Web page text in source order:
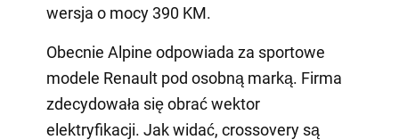
wersja o mocy 390 KM.
Obecnie Alpine odpowiada za sportowe
modele Renault pod osobną marką. Firma
zdecydowała się obrać wektor
elektryfikacji. Jak widać, crossovery są